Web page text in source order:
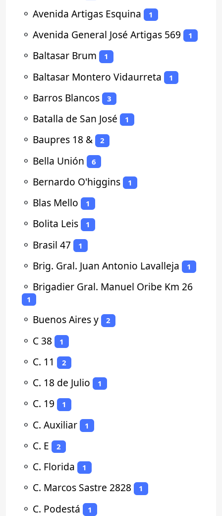
⚬ Avenida Artigas Esquina 1
⚬ Avenida General José Artigas 569 1
⚬ Baltasar Brum 1
⚬ Baltasar Montero Vidaurreta 1
⚬ Barros Blancos 3
⚬ Batalla de San José 1
⚬ Baupres 18 & 2
⚬ Bella Unión 6
⚬ Bernardo O'higgins 1
⚬ Blas Mello 1
⚬ Bolita Leis 1
⚬ Brasil 47 1
⚬ Brig. Gral. Juan Antonio Lavalleja 1
⚬ Brigadier Gral. Manuel Oribe Km 26
1
⚬ Buenos Aires y 2
⚬ C 38 1
⚬ C. 11 2
⚬ C. 18 de Julio 1
⚬ C. 19 1
⚬ C. Auxiliar 1
⚬ C. E 2
⚬ C. Florida 1
⚬ C. Marcos Sastre 2828 1
⚬ C. Podestá 1